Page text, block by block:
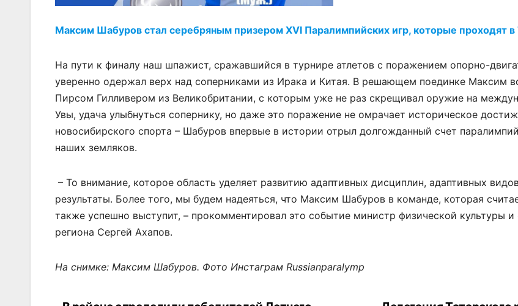
Максим Шабуров стал серебряным призером XVI Паралимпийских игр, которые проходят в
На пути к финалу наш шпажист, сражавшийся в турнире атлетов с поражением опорно-
уверенно одержал верх над соперниками из Ирака и Китая. В решающем поединке Максим
Пирсом Гилливером из Великобритании, с которым уже не раз скрещивал оружие на
Увы, удача улыбнуться сопернику, но даже это поражение не омрачает историческое
новосибирского спорта – Шабуров впервые в истории отрыл долгожданный счет
наших земляков.
– То внимание, которое область уделяет развитию адаптивных дисциплин, адаптивных
результаты. Более того, мы будем надеяться, что Максим Шабуров в команде, которая
также успешно выступит, – прокомментировал это событие министр физической культуры и
региона Сергей Ахапов.
На снимке: Максим Шабуров. Фото Инстаграм Russianparalymp